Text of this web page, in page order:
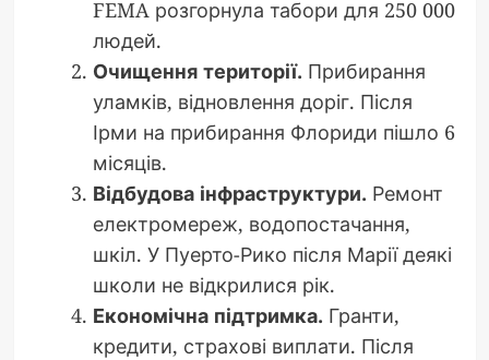
FEMA розгорнула табори для 250 000
людей.
Очищення території. Прибирання
уламків, відновлення доріг. Після
Ірми на прибирання Флориди пішло 6
місяців.
Відбудова інфраструктури. Ремонт
електромереж, водопостачання,
шкіл. У Пуерто-Рико після Марії деякі
школи не відкрилися рік.
Економічна підтримка. Гранти,
кредити, страхові виплати. Після